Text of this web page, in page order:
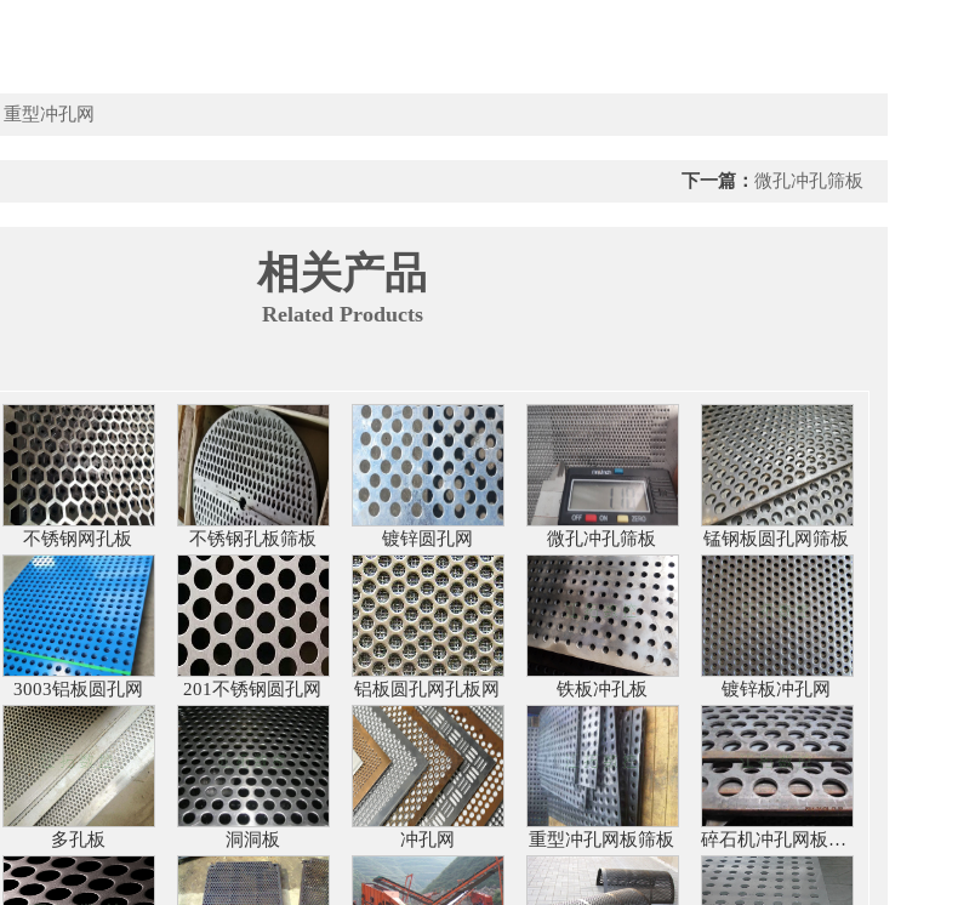
重型冲孔网
下一篇： 微孔冲孔筛板
相关产品
Related Products
不锈钢网孔板 不锈钢孔板筛板 镀锌圆孔网 微孔冲孔筛板 锰钢板圆孔网筛板
3003铝板圆孔网 201不锈钢圆孔网 铝板圆孔网孔板网 铁板冲孔板 镀锌板冲孔网
多孔板 洞洞板 冲孔网 重型冲孔网板筛板 碎石机冲孔网板筛板